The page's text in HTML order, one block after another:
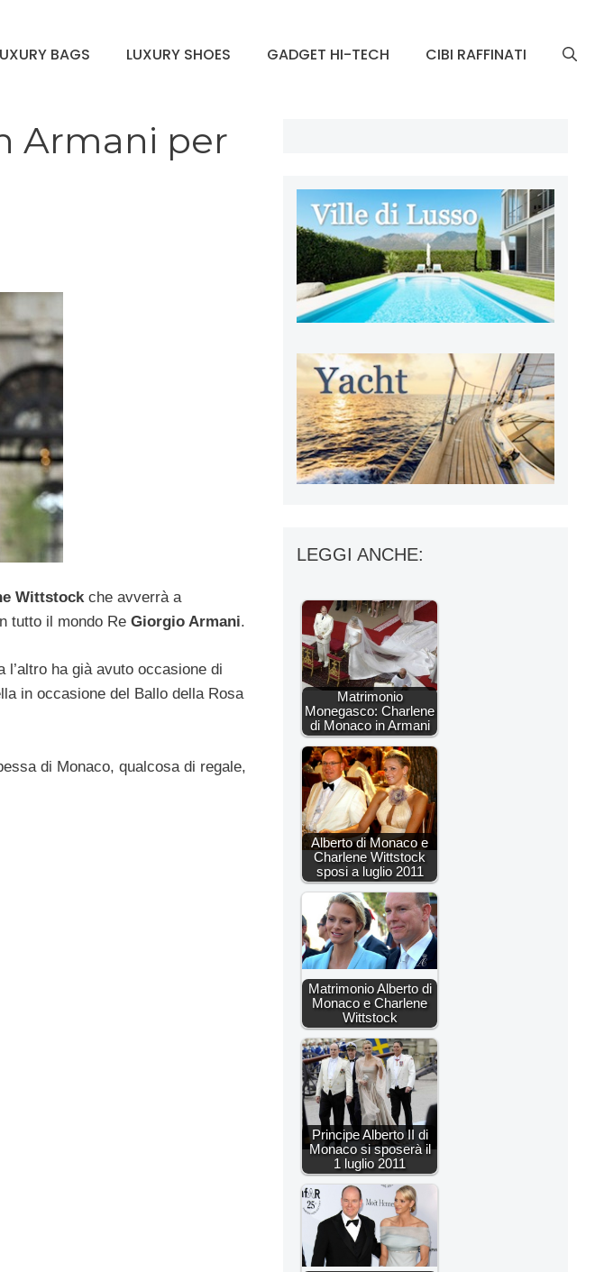
BAGS LUXURY SHOES GADGET HI-TECH CIBI RAFFINATI
Armani per
Wittstock che avverrà a
tutto il mondo Re Giorgio Armani.
l’altro ha già avuto occasione di
in occasione del Ballo della Rosa
di Monaco, qualcosa di regale,
LEGGI ANCHE:
Matrimonio
Monegasco: Charlene
di Monaco in Armani
Alberto di Monaco e
Charlene Wittstock
sposi a luglio 2011
Matrimonio Alberto di
Monaco e Charlene
Wittstock
Principe Alberto II di
Monaco si sposerà il
1 luglio 2011